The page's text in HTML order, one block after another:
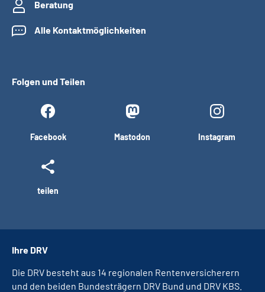
Beratung
Alle Kontaktmöglichkeiten
Folgen und Teilen
Facebook Mastodon Instagram
teilen
Ihre DRV
Die DRV besteht aus 14 regionalen Rentenversicherern
und den beiden Bundesträgern DRV Bund und DRV KBS.